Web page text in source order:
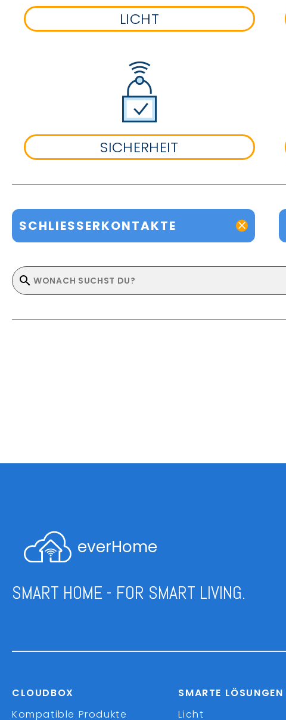
LICHT
SICHERHEIT
SCHLIESSERKONTAKTE
everHome
SMART HOME - FOR SMART LIVING.
CLOUDBOX
Kompatible Produkte
SMARTE LÖSUNGEN
Licht